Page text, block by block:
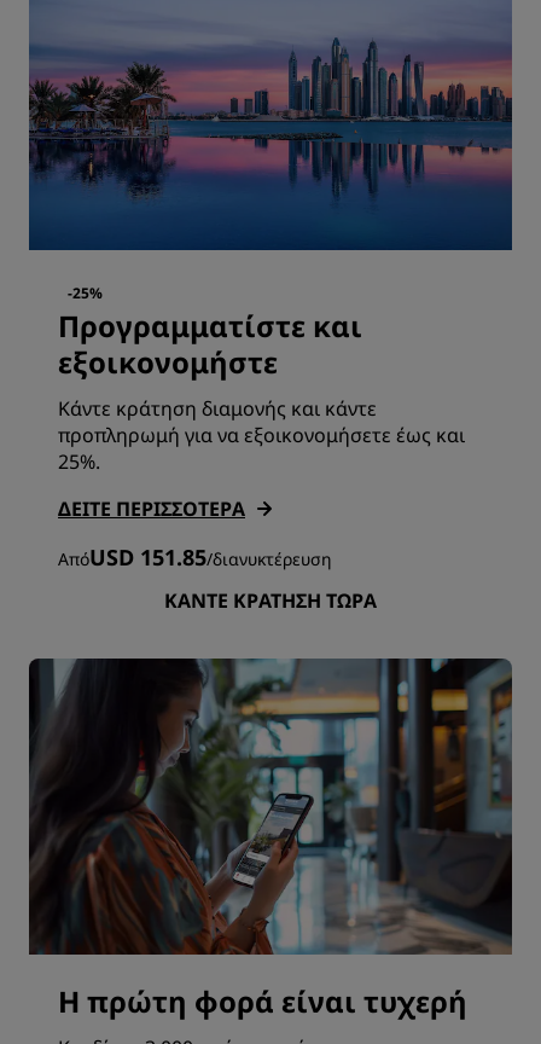
-25%
Προγραμματίστε και
εξοικονομήστε
Κάντε κράτηση διαμονής και κάντε
προπληρωμή για να εξοικονομήσετε έως και
25%.
ΔΕΊΤΕ ΠΕΡΙΣΣΌΤΕΡΑ
ΑπόUSD 151.85/διανυκτέρευση
ΚΆΝΤΕ ΚΡΆΤΗΣΗ ΤΏΡΑ
Η πρώτη φορά είναι τυχερή